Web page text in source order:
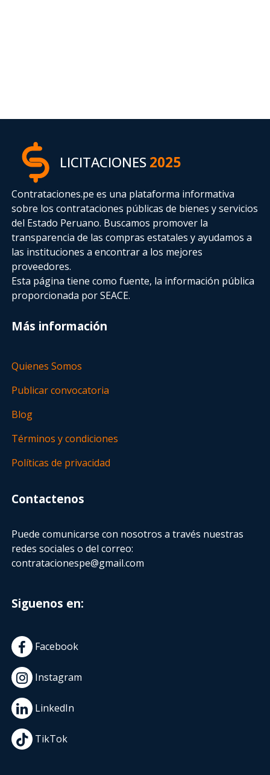
LICITACIONES2025
Contrataciones.pe es una plataforma informativa
sobre los contrataciones públicas de bienes y servicios
del Estado Peruano. Buscamos promover la
transparencia de las compras estatalesy ayudamos a
las instituciones a encontrar a los mejores
proveedores.
Esta página tiene como fuente, la información pública
proporcionada por SEACE.
Más información
Quienes Somos
Publicar convocatoria
Blog
Términos y condiciones
Políticas de privacidad
Contactenos
Puede comunicarse con nosotros a través nuestras
redes sociales o del correo:
contratacionespe@gmail.com
Siguenos en:
Facebook
Instagram
LinkedIn
TikTok